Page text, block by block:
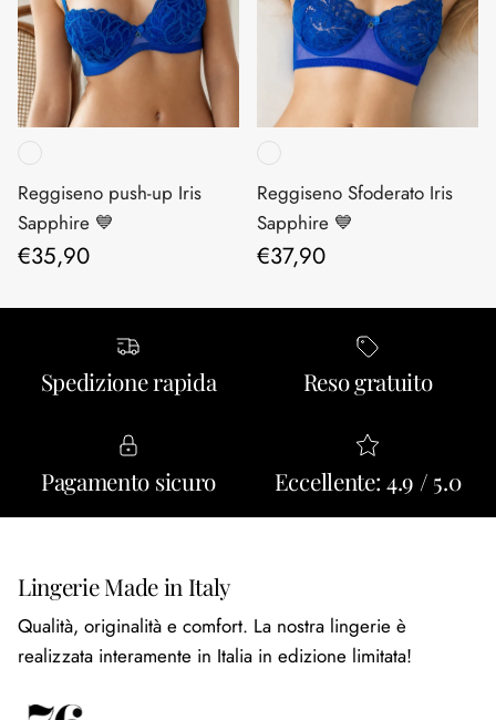
Reggiseno push-up Iris
Sapphire 💙
Prezzo normale
€35,90
Reggiseno Sfoderato Iris
Sapphire 💙
Prezzo normale
€37,90
Spedizione rapida Reso gratuito
Pagamento sicuro Eccellente: 4.9 / 5.0
Lingerie Made in Italy
Qualità, originalità e comfort. La nostra lingerie è
realizzata interamente in Italia in edizione limitata!